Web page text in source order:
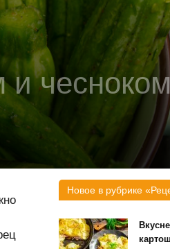
и чесноком
Новое в рубрике